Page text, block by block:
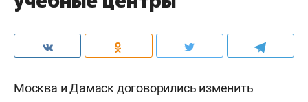
Москва и Дамаск договорились изменить